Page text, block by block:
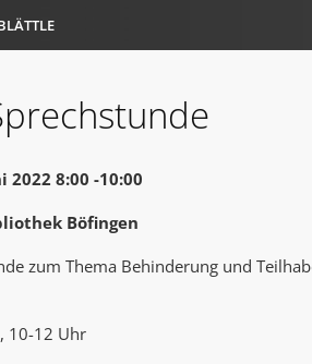
2022 8:00 -10:00
Böfingen
zum Thema Behinderung und
10-12 Uhr